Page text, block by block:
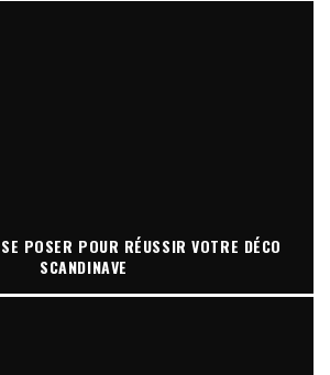
POSER POUR RÉUSSIR VOTRE DÉCO
SCANDINAVE